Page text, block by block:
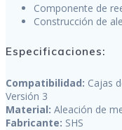
Componente de
Construcción de
Especificaciones:
Compatibilidad: Cajas
Versión 3
Material: Aleación de
Fabricante: SHS